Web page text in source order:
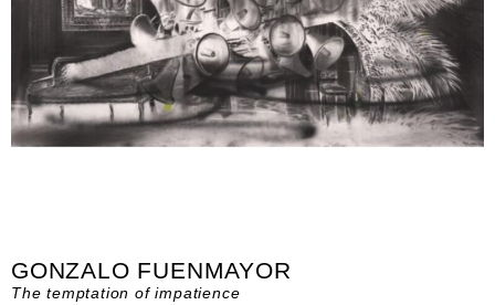
GONZALO FUENMAYOR
The temptation of impatience